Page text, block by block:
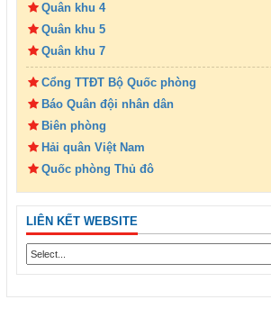
Quân khu 4
Quân khu 5
Quân khu 7
Cổng TTĐT Bộ Quốc phòng
Báo Quân đội nhân dân
Biên phòng
Hải quân Việt Nam
Quốc phòng Thủ đô
LIÊN KẾT WEBSITE